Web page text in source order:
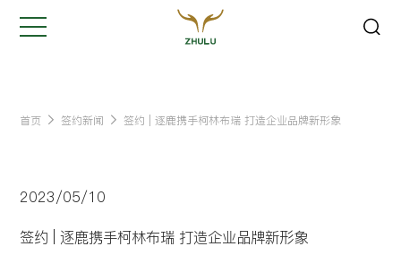
首页 签约新闻 签约 | 逐鹿携手柯林布瑞 打造企业品牌新形象
2023/05/10
签约 | 逐鹿携手柯林布瑞 打造企业品牌新形象
是我们最重要的工作之一...
公司名称:*